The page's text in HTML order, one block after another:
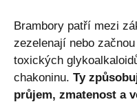
Brambory patří mezi
zezelenají nebo
toxických
chakoninu. Ty
průjem, zmatenost a